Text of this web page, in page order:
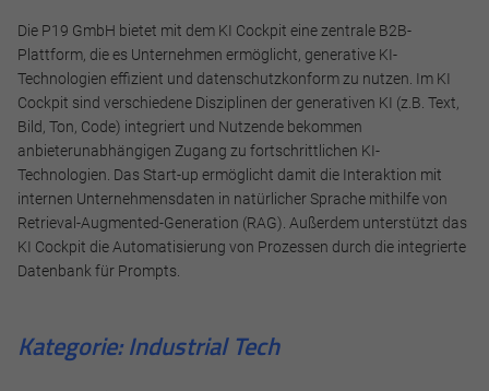
Die P19 GmbH bietet mit dem KI Cockpit eine zentrale B2B-
Plattform, die es Unternehmen ermöglicht, generative KI-
Technologien effizient und datenschutzkonform zu nutzen. Im KI
Cockpit sind verschiedene Disziplinen der generativen KI (z.B. Text,
Bild, Ton, Code) integriert und Nutzende bekommen
anbieterunabhängigen Zugang zu fortschrittlichen KI-
Technologien. Das Start-up ermöglicht damit die Interaktion mit
internen Unternehmensdaten in natürlicher Sprache mithilfe von
Retrieval-Augmented-Generation (RAG). Außerdem unterstützt das
KI Cockpit die Automatisierung von Prozessen durch die integrierte
Datenbank für Prompts.
Kategorie: Industrial Tech
Notwendig
Diese werden für die Grundfunktionen der Website benötigt